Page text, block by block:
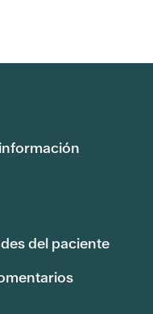
del paciente